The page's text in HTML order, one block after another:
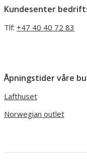
Kundesenter
Tlf: +47 40 40 72 83
Åpningstider
Lafthuset
Norwegian outlet